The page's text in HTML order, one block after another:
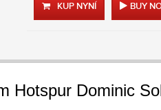
KUP NYNÍ BUY
Hotspur Dominic